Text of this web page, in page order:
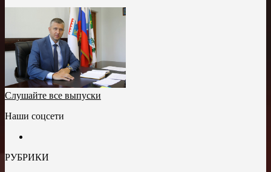
Слушайте все выпуски
Наши соцсети
РУБРИКИ